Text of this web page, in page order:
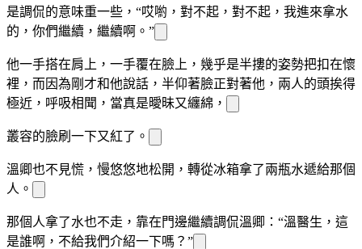
是調侃的意味重一些，“哎喲，對不起，對不起，我進來拿水
的，你們繼續，繼續啊。”
他一手搭在肩上，一手覆在臉上，幾乎是半摟的姿勢把扣在懷
裡，而 因為剛才和他說話，半仰著臉正對著他，兩人的頭挨得
極近，呼吸相聞，當真是曖昧又纏綿，
叢容的臉刷一下又紅了。
溫卿也不見慌 ，慢悠悠地松開 ，轉從冰箱拿了兩瓶水遞給那個
人。
那個人拿了水也不走，靠在門邊繼續調侃溫卿：“溫醫生，這
是誰啊，不給我們介紹一下嗎？”